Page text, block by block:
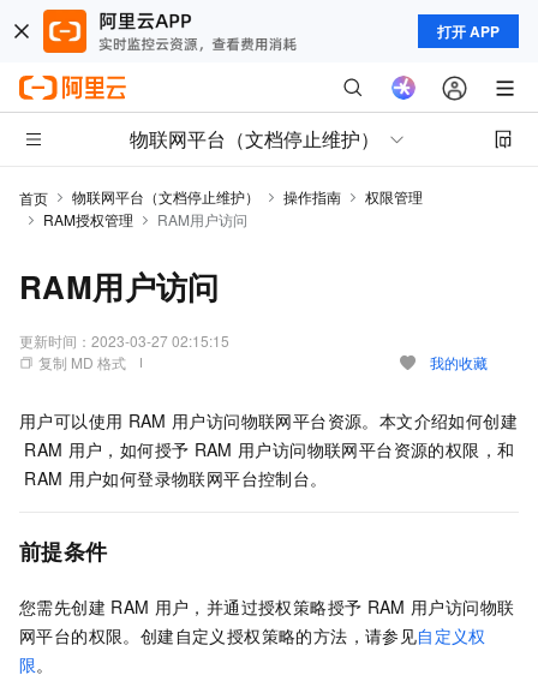
打开 APP
物联网平台（文档停止维护）
首页 物联网平台（文档停止维护） 操作指南
权限管理
RAM授权管理
RAM用户访问
RAM用户访问
更新时间： 2023-03-27 02:15:15
复制 MD 格式
我的收藏
用户可以使用 RAM 用户访问物联网平台资源。本文介绍如何创建
RAM 用户，如何授予 RAM 用户访问物联网平台资源的权限，和
RAM 用户如何登录物联网平台控制台。
前提条件
您需先创建 RAM 用户，并通过授权策略授予 RAM 用户访问物联
网平台的权限。创建自定义授权策略的方法，请参见自定义权
限。